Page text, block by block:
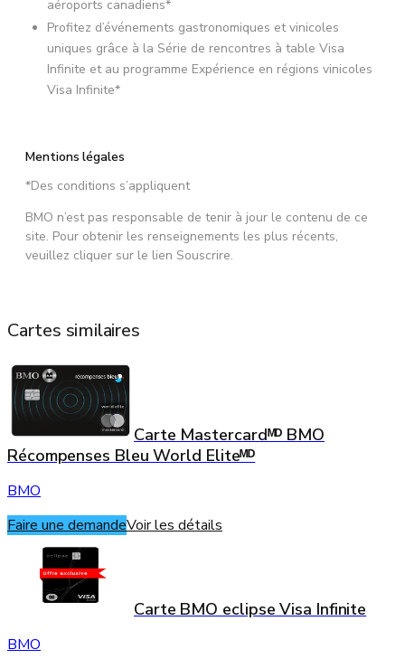
aéroports canadiens*
Profitez d’événements gastronomiques et vinicoles
uniques grâce à la Série de rencontres à table Visa
Infinite et au programme Expérience en régions vinicoles
Visa Infinite*
Mentions légales
*Des conditions s’appliquent
BMO n’est pas responsable de tenir à jour le contenu de ce
site. Pour obtenir les renseignements les plus récents,
veuillez cliquer sur le lien Souscrire.
Cartes similaires
Carte Mastercardᴹᴰ BMO
Récompenses Bleu World Eliteᴹᴰ
BMO
Faire une demandeVoir les détails
Carte BMO eclipse Visa Infinite
BMO